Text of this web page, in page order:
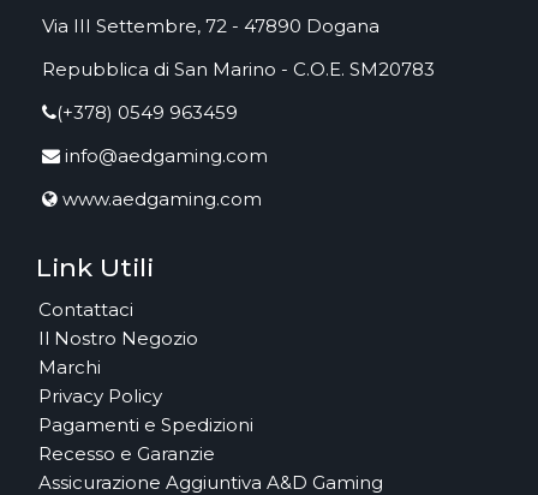
Via III Settembre, 72 - 47890 Dogana
Repubblica di San Marino - C.O.E. SM20783
(+378) 0549 963459
info@aedgaming.com
www.aedgaming.com
Link Utili
Contattaci
Il Nostro Negozio
Marchi
Privacy Policy
Pagamenti e Spedizioni
Recesso e Garanzie
Assicurazione Aggiuntiva A&D Gaming